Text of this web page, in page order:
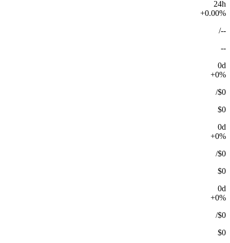
24h
+0.00%
--
/
--
0d
+0%
$0
/
$0
0d
+0%
$0
/
$0
0d
+0%
$0
/
$0